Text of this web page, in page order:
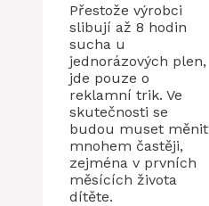
Přestože výrobci
slibují až 8 hodin
sucha u
jednorázových plen,
jde pouze o
reklamní trik. Ve
skutečnosti se
budou muset měnit
mnohem častěji,
zejména v prvních
měsících života
dítěte.